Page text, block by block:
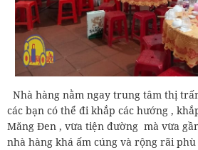
Nhà hàng nằm ngay trung tâm thị
các bạn có thể đi khắp các hướng ,
Măng Đen , vừa tiện đường mà vừa
nhà hàng khá ấm cúng và rộng rãi